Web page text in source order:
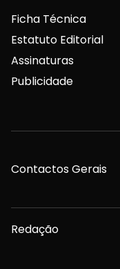
Ficha Técnica
Estatuto Editorial
Assinaturas
Publicidade
Contactos Gerais
Redação